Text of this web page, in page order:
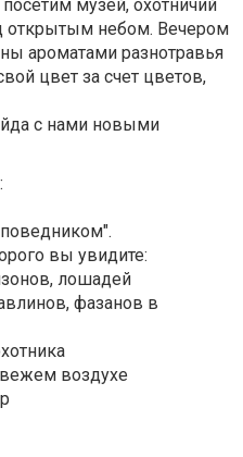
музей, охотничий
открытым небом. Вечером
ароматами разнотравья
цвет за счет цветов,
с нами новыми
вы увидите:
лошадей
фазанов в
воздухе